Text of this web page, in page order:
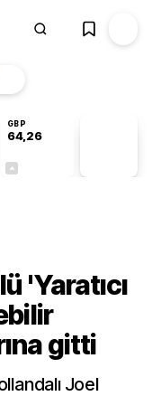
GBP
64,26
'Yaratıcı
gitti
Joel